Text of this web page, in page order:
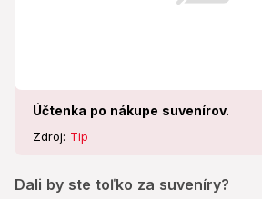
Účtenka po nákupe suvenírov.
Zdroj: Tip
Dali by ste toľko za suveníry?